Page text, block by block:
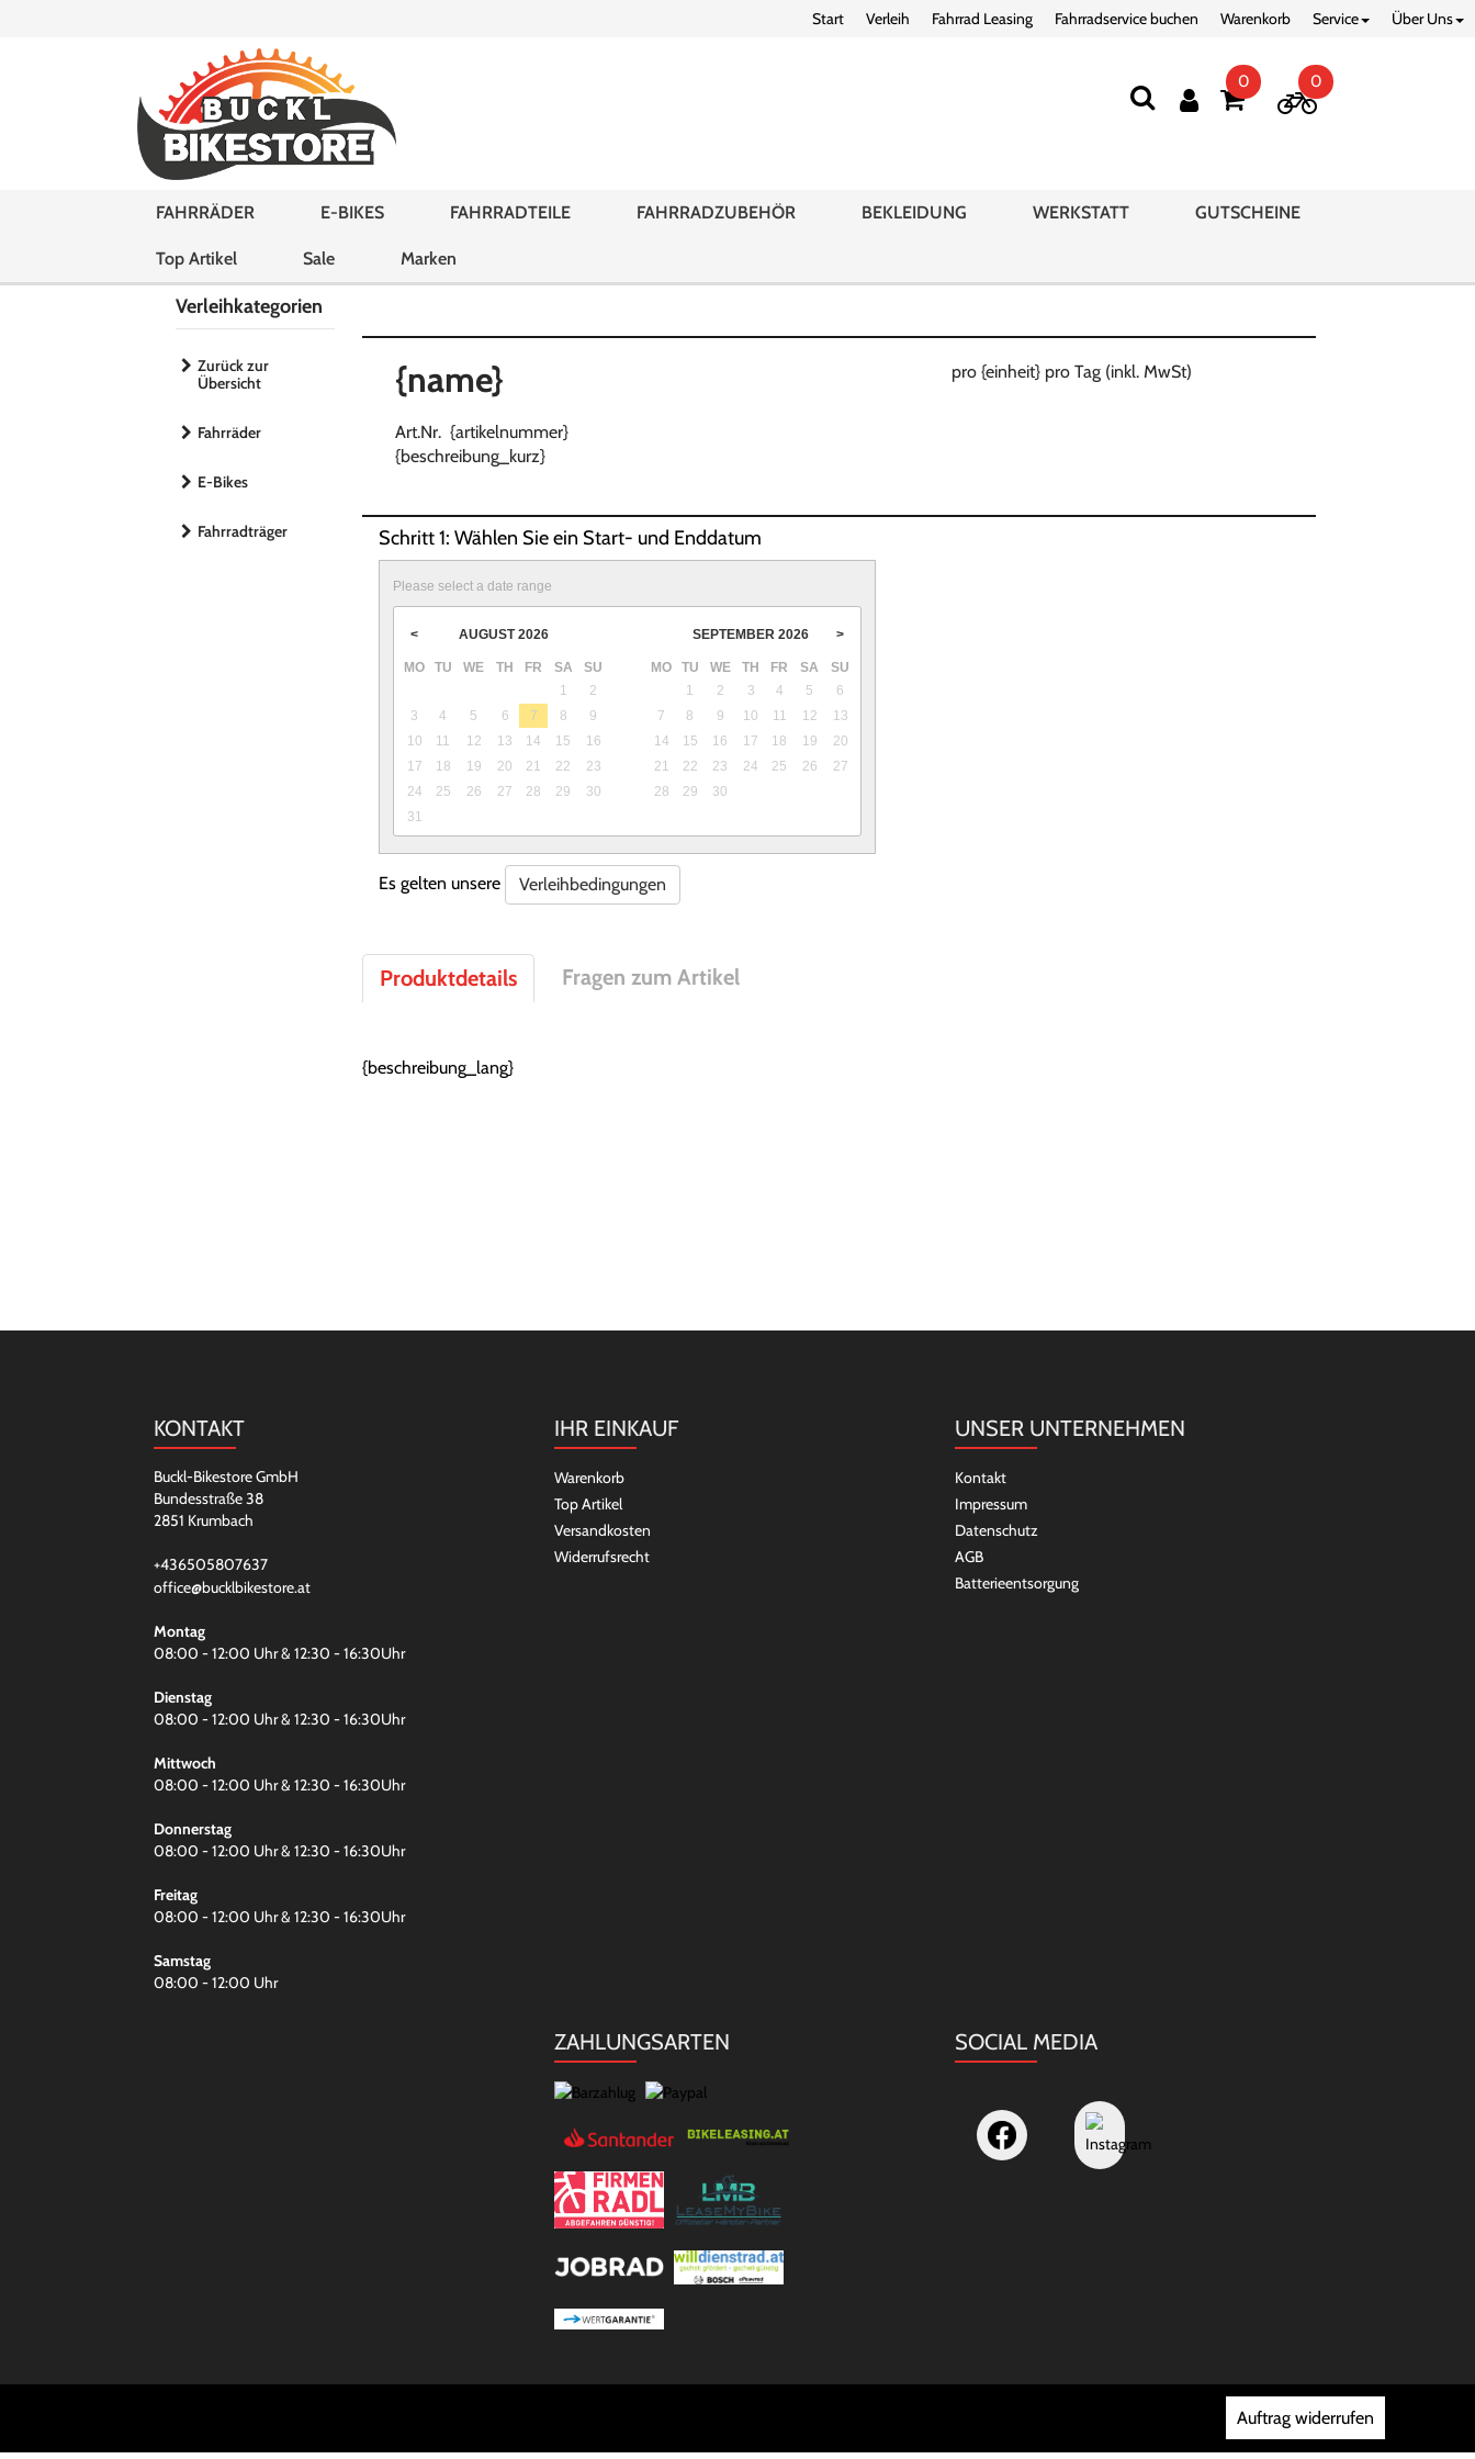
Start Verleih Fahrrad Leasing Fahrradservice buchen Warenkorb Service Über Uns
0 0
FAHRRÄDER E-BIKES FAHRRADTEILE FAHRRADZUBEHÖR BEKLEIDUNG WERKSTATT GUTSCHEINE
Top Artikel Sale Marken
Verleihkategorien
Zurück zur
Übersicht
Fahrräder
E-Bikes
Fahrradträger
{name}
Art.Nr. {artikelnummer}
{beschreibung_kurz}
pro {einheit} pro Tag (inkl. MwSt)
Schritt 1: Wählen Sie ein Start- und Enddatum
Please select a date range
< AUGUST 2026
MO TU WE TH FR SA
SU
1
2
3
4 5 6 7 8
9
10
11 12 13 14 15
16
17
18 19 20 21 22
23
24
25 26 27 28 29
30
31
SEPTEMBER 2026 >
MO TU WE TH FR SA
SU
1
2 3 4 5
6
7
8 9 10 11 12
13
14
15 16 17 18 19
20
21
22 23 24 25 26
27
28
29 30
Es gelten unsere Verleihbedingungen
Produktdetails Fragen zum Artikel
{beschreibung_lang}
KONTAKT
Buckl-Bikestore GmbH
Bundesstraße 38
2851 Krumbach
+436505807637
office@bucklbikestore.at
Montag
08:00 - 12:00 Uhr & 12:30 - 16:30Uhr
Dienstag
08:00 - 12:00 Uhr & 12:30 - 16:30Uhr
Mittwoch
08:00 - 12:00 Uhr & 12:30 - 16:30Uhr
Donnerstag
08:00 - 12:00 Uhr & 12:30 - 16:30Uhr
Freitag
08:00 - 12:00 Uhr & 12:30 - 16:30Uhr
Samstag
08:00 - 12:00 Uhr
IHR EINKAUF
Warenkorb
Top Artikel
Versandkosten
Widerrufsrecht
UNSER UNTERNEHMEN
Kontakt
Impressum
Datenschutz
AGB
Batterieentsorgung
ZAHLUNGSARTEN SOCIAL MEDIA
Auftrag widerrufen